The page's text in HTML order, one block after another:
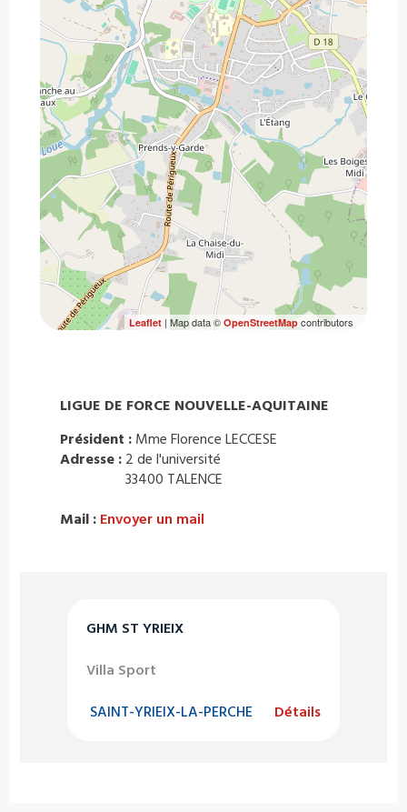
GHM ST YRIEIX
Villa Sport
SAINT-YRIEIX-LA-PERCHE Détails
Leaflet| Map data © OpenStreetMapcontributors
LIGUE DE FORCE NOUVELLE-AQUITAINE
Président : Mme Florence LECCESE
Adresse : 2 de l'université
33400 TALENCE
Mail : Envoyer un mail